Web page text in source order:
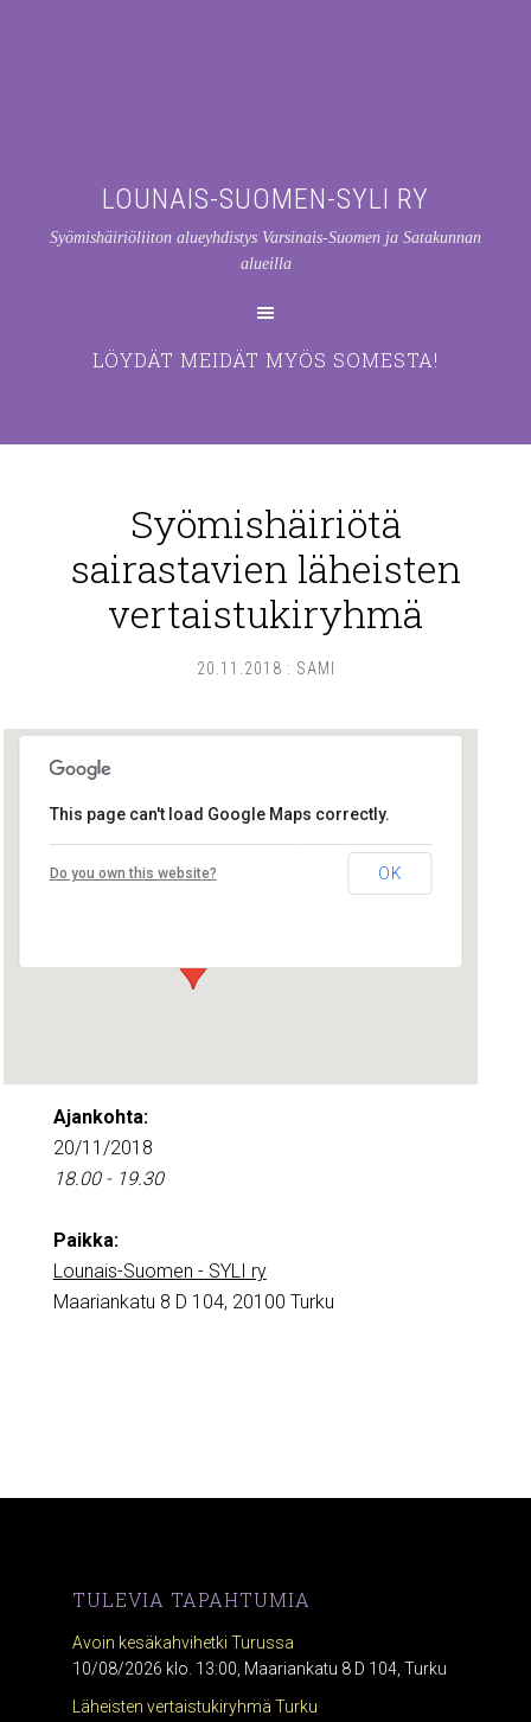
LOUNAIS-SUOMEN-SYLI RY
Syömishäiriöliiton alueyhdistys Varsinais-Suomen ja Satakunnan
alueilla
LÖYDÄT MEIDÄT MYÖS SOMESTA!
Syömishäiriötä
sairastavien läheisten
vertaistukiryhmä
20.11.2018 : SAMI
Lounais-Suomen – SYLI ry
Maariankatu 8 D 104 - Turku
This page can't load Google Maps correctly.
Do you own this website? OK
Ajankohta:
20/11/2018
18.00 - 19.30
Paikka:
Lounais-Suomen - SYLI ry
Maariankatu 8 D 104, 20100 Turku
TULEVIA TAPAHTUMIA
Avoin kesäkahvihetki Turussa
10/08/2026 klo. 13:00, Maariankatu 8 D 104, Turku
Läheisten vertaistukiryhmä Turku